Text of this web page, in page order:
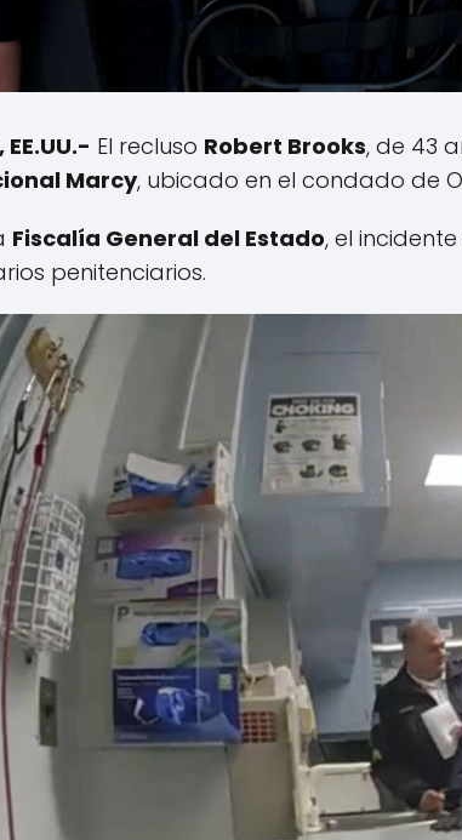
EE.UU.- El recluso Robert Brooks, de 43
Marcy, ubicado en el condado de
Fiscalía General del Estado, el
penitenciarios.